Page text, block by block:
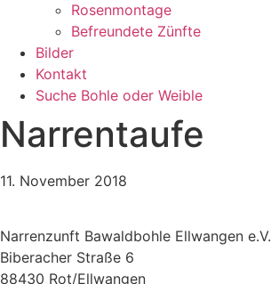
Rosenmontage
Befreundete Zünfte
Bilder
Kontakt
Suche Bohle oder Weible
Narrentaufe
11. November 2018
Narrenzunft Bawaldbohle Ellwangen e.V.
Biberacher Straße 6
88430 Rot/Ellwangen